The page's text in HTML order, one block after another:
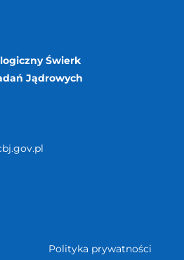
Świerk
Jądrowych
Polityka prywatności